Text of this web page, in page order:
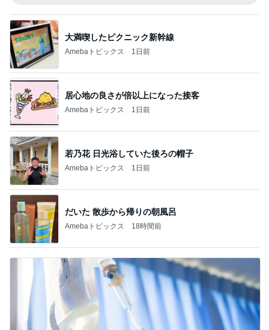
大満喫したピクニック新幹線
Amebaトピックス 1日前
居心地の良さが倍以上になった接客
Amebaトピックス 1日前
若乃花 日光浴していた後ろの帽子
Amebaトピックス 1日前
だいた 散歩から帰りの朝風呂
Amebaトピックス 18時間前